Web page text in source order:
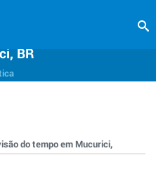
BR
do tempo em Mucurici,